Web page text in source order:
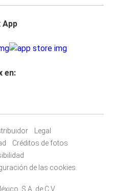
App
en:
Legal
Créditos de fotos
de las cookies
S.A. de C.V